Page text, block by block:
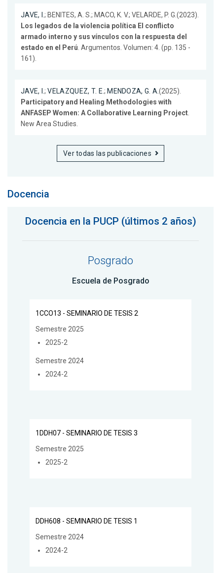
JAVE, I.; BENITES, A. S.; MACO, K. V.; VELARDE, P. G.(2023).
Los legados de la violencia política El conflicto
armado interno y sus vínculos con la respuesta del
estado en el Perú . Argumentos. Volumen: 4. (pp. 135 -
161).
JAVE, I.;VELAZQUEZ, T. E.; MENDOZA, G. A.(2025).
Participatory and Healing Methodologies with
ANFASEP Women: A Collaborative Learning Project
New Area Studies.
Ver todas las publicaciones
Docencia
Docencia en la PUCP (últimos 2 años)
Posgrado
Escuela de Posgrado
1CCO13 - SEMINARIO DE TESIS 2
Semestre 2025
2025-2
Semestre 2024
2024-2
1DDH07 - SEMINARIO DE TESIS 3
Semestre 2025
2025-2
DDH608 - SEMINARIO DE TESIS 1
Semestre 2024
2024-2